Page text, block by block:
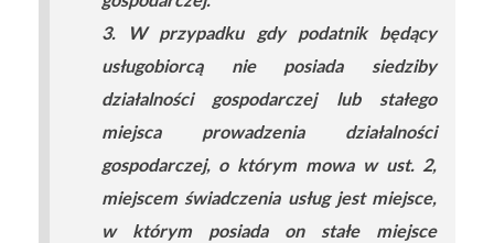
3. W przypadku gdy podatnik będący
usługobiorcą nie posiada siedziby
działalności gospodarczej lub stałego
miejsca prowadzenia działalności
gospodarczej, o którym mowa w ust. 2,
miejscem świadczenia usług jest miejsce,
w którym posiada on stałe miejsce